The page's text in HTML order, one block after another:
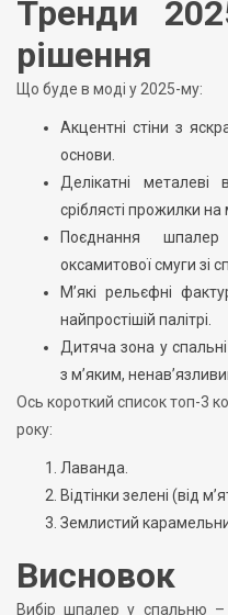
Тренди
рішення
Що буде в моді у 2025-му:
Акцентні стіни з
основи.
Делікатні металеві
сріблясті прожилки на
Поєднання
оксамитової смуги зі
М’які рельєфні
найпростішій палітрі.
Дитяча зона у
з м’яким,
Ось короткий список топ-3
року:
Лаванда.
Відтінки зелені (від
Землистий
Висновок
Вибір шпалер у спальню